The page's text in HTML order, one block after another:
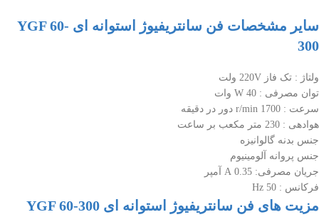
سایر مشخصات فن سانتریفیوژ استوانه ای YGF 60-
300
ولتاژ : تک فاز 220V ولت
توان مصرفی : 40 W وات
سرعت : 1700 r/min دور در دقیقه
هوادهی : 230 متر مکعب بر ساعت
جنس بدنه گالوانیزه
جنس پروانه آلومینیوم
جریان مصرفی: 0.35 A آمپر
فرکانس : 50 Hz
مزیت های فن سانتریفیوژ استوانه ای YGF 60-300